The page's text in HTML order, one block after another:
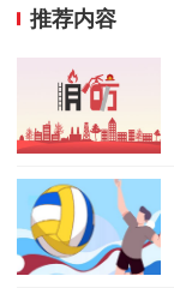
推荐内容